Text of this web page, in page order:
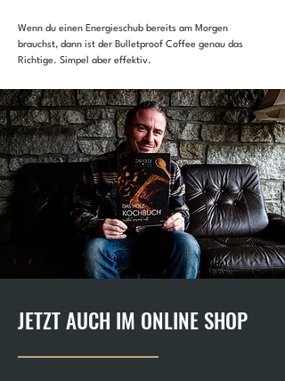
Wenn du einen Energieschub bereits am Morgen
brauchst, dann ist der Bulletproof Coffee genau das
Richtige. Simpel aber effektiv.
JETZT AUCH IM ONLINE SHOP